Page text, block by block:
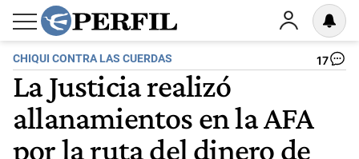
CHIQUI CONTRA LAS CUERDAS 17
La Justicia realizó
allanamientos en la AFA
por la ruta del dinero de